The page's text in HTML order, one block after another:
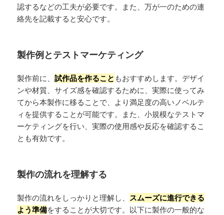
認するなどの工夫が必要です。また、万が一のための連
絡先を記載すると安心です。
製作例とテストマーケティング
製作前に、試作品を作ること もおすすめします。デザイ
ンや材質、サイズ感を確認するために、実際に使ってみ
てから本製作に移ることで、より満足度の高いノベルテ
ィを提供することが可能です。また、小規模なテストマ
ーケティングを行い、実際の使用感や反応を確認するこ
とも有効です。
製作の流れを理解する
製作の流れをしっかりと理解し、 スムーズに進行できる
よう準備をすることが大切です。以下に製作の一般的な